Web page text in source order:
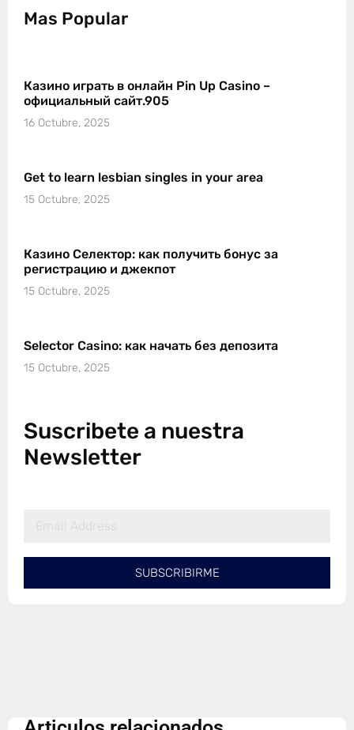
Mas Popular
Казино играть в онлайн Pin Up Casino –
официальный сайт.905
16 Octubre, 2025
Get to learn lesbian singles in your area
15 Octubre, 2025
Казино Селектор: как получить бонус за
регистрацию и джекпот
15 Octubre, 2025
Selector Casino: как начать без депозита
15 Octubre, 2025
Suscribete a nuestra
Newsletter
SUBSCRIBIRME